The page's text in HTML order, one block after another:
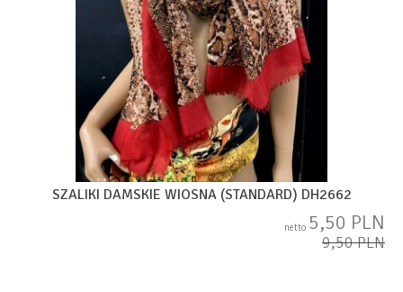
SZALIKI DAMSKIE WIOSNA (STANDARD) DH2662
netto 5,50 PLN
9,50 PLN